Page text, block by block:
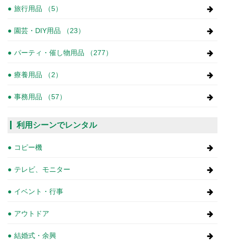
旅行用品 （5）
園芸・DIY用品 （23）
パーティ・催し物用品 （277）
療養用品 （2）
事務用品 （57）
利用シーンでレンタル
コピー機
テレビ、モニター
イベント・行事
アウトドア
結婚式・余興